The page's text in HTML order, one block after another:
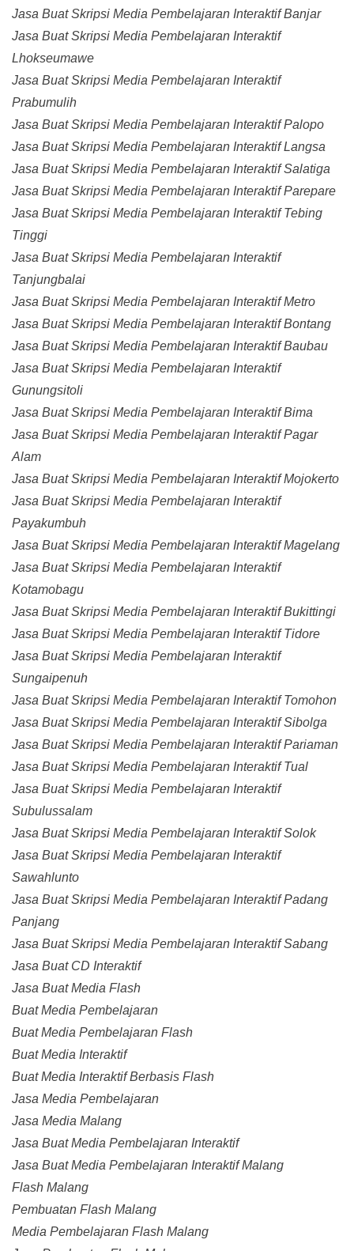
Jasa Buat Skripsi Media Pembelajaran Interaktif Banjar
Jasa Buat Skripsi Media Pembelajaran Interaktif
Lhokseumawe
Jasa Buat Skripsi Media Pembelajaran Interaktif
Prabumulih
Jasa Buat Skripsi Media Pembelajaran Interaktif Palopo
Jasa Buat Skripsi Media Pembelajaran Interaktif Langsa
Jasa Buat Skripsi Media Pembelajaran Interaktif Salatiga
Jasa Buat Skripsi Media Pembelajaran Interaktif Parepare
Jasa Buat Skripsi Media Pembelajaran Interaktif Tebing
Tinggi
Jasa Buat Skripsi Media Pembelajaran Interaktif
Tanjungbalai
Jasa Buat Skripsi Media Pembelajaran Interaktif Metro
Jasa Buat Skripsi Media Pembelajaran Interaktif Bontang
Jasa Buat Skripsi Media Pembelajaran Interaktif Baubau
Jasa Buat Skripsi Media Pembelajaran Interaktif
Gunungsitoli
Jasa Buat Skripsi Media Pembelajaran Interaktif Bima
Jasa Buat Skripsi Media Pembelajaran Interaktif Pagar
Alam
Jasa Buat Skripsi Media Pembelajaran Interaktif Mojokerto
Jasa Buat Skripsi Media Pembelajaran Interaktif
Payakumbuh
Jasa Buat Skripsi Media Pembelajaran Interaktif Magelang
Jasa Buat Skripsi Media Pembelajaran Interaktif
Kotamobagu
Jasa Buat Skripsi Media Pembelajaran Interaktif Bukittingi
Jasa Buat Skripsi Media Pembelajaran Interaktif Tidore
Jasa Buat Skripsi Media Pembelajaran Interaktif
Sungaipenuh
Jasa Buat Skripsi Media Pembelajaran Interaktif Tomohon
Jasa Buat Skripsi Media Pembelajaran Interaktif Sibolga
Jasa Buat Skripsi Media Pembelajaran Interaktif Pariaman
Jasa Buat Skripsi Media Pembelajaran Interaktif Tual
Jasa Buat Skripsi Media Pembelajaran Interaktif
Subulussalam
Jasa Buat Skripsi Media Pembelajaran Interaktif Solok
Jasa Buat Skripsi Media Pembelajaran Interaktif
Sawahlunto
Jasa Buat Skripsi Media Pembelajaran Interaktif Padang
Panjang
Jasa Buat Skripsi Media Pembelajaran Interaktif Sabang
Jasa Buat CD Interaktif
Jasa Buat Media Flash
Buat Media Pembelajaran
Buat Media Pembelajaran Flash
Buat Media Interaktif
Buat Media Interaktif Berbasis Flash
Jasa Media Pembelajaran
Jasa Media Malang
Jasa Buat Media Pembelajaran Interaktif
Jasa Buat Media Pembelajaran Interaktif Malang
Flash Malang
Pembuatan Flash Malang
Media Pembelajaran Flash Malang